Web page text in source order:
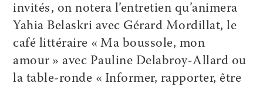
invités, on notera l’entretien qu’animera
Yahia Belaskri avec Gérard Mordillat, le
café littéraire « Ma boussole, mon
amour » avec Pauline Delabroy-Allard ou
la table-ronde « Informer, rapporter, être